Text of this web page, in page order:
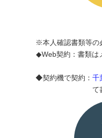
※本人確認書類等の
◆Web契約：書類は
◆契約機で契約： 千
て